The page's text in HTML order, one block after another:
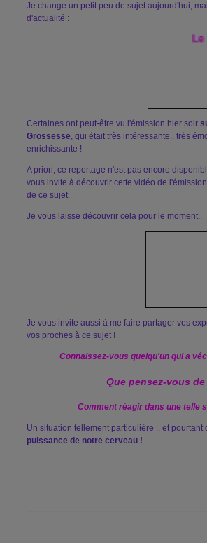
Je change un petit peu de sujet aujourd'hui,
d'actualité :
Certaines ont peut-être vu l'émission hier soir
Grossesse, qui était très intéressante.. très
enrichissante !
A priori, ce reportage n'est pas encore
vous invite à découvrir cette vidéo de
de ce sujet.
Je vous laisse découvrir cela pour le moment..
Je vous invite aussi à me faire partager vos
vos proches à ce sujet !
Connaissez-vous quelqu'un qui a
Que pensez-vous
Comment réagir dans une telle
Un situation tellement particulière .. et pourtant
puissance de notre cerveau !